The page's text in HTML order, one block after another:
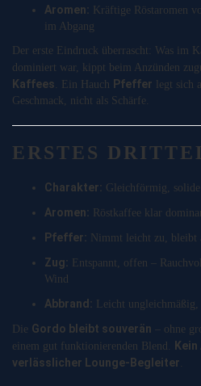
Aromen: Kräftige Röstaromen
im Abgang
Der erste Eindruck überrascht: Was im
dominiert war, kippt beim Anzünden
Kaffees . Ein Hauch Pfeffer legt sich
Geschmack, nicht als Schärfe.
ERSTES
Charakter: Gleichförmig, solide
Aromen: Röstkaffee klar
Pfeffer: Nimmt leicht zu, bleibt
Zug: Entspannt, offen –
Wind
Abbrand: Leicht ungleichmäßig,
Die Gordo bleibt souverän – ohne
einem gut funktionierenden Blend.
verlässlicher Lounge-Begleiter